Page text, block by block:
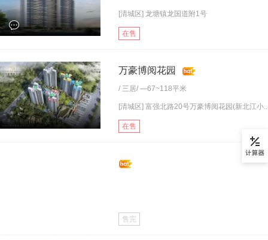
[清城区] 龙塘镇龙国道附1号
在售
万豪博阅花园
/ 三居/ —67~118平米
[清城区] 富强北路20号万豪博阅花园(新北江小
在售
售完